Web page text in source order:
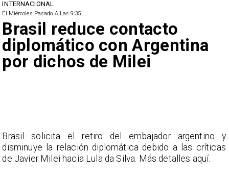
INTERNACIONAL
El Miércoles Pasado A Las 9:35
Brasil reduce contacto
diplomático con Argentina
por dichos de Milei
Brasil solicita el retiro del embajador argentino y
disminuye la relación diplomática debido a las críticas
de Javier Milei hacia Lula da Silva. Más detalles aquí.